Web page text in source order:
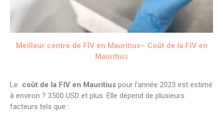
Meilleur centre de FIV en Mauritius– Coût de la FIV en
Mauritius
Le coût de la FIV en Mauritius pour l’année 2023 est estimé
à environ ? 3500 USD et plus. Elle dépend de plusieurs
facteurs tels que :